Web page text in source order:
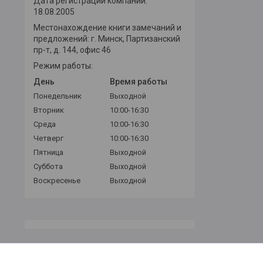
18.08.2005
Местонахождение книги замечаний и
предложений: г. Минск, Партизанский
пр-т, д. 144, офис 46
Режим работы:
День
Время работы
Понедельник
Выходной
Вторник
10:00-16:30
Среда
10:00-16:30
Четверг
10:00-16:30
Пятница
Выходной
Суббота
Выходной
Воскресенье
Выходной